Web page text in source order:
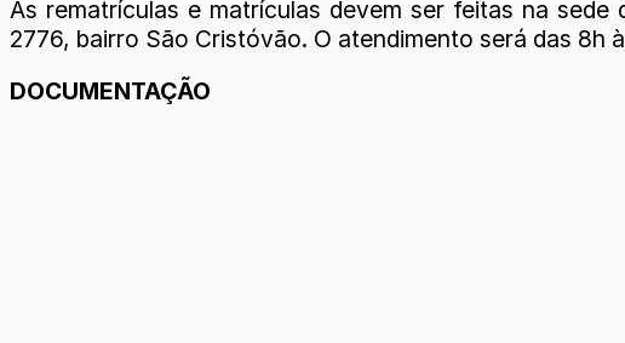
As rematrículas e matrículas devem ser feitas na
2776, bairro São Cristóvão. O atendimento será das 8h
DOCUMENTAÇÃO